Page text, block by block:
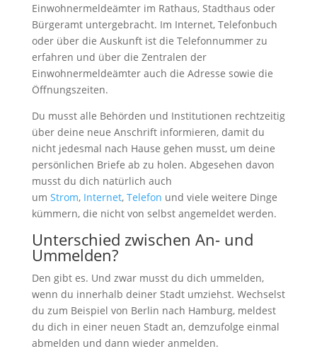
Einwohnermeldeämter im Rathaus, Stadthaus oder
Bürgeramt untergebracht. Im Internet, Telefonbuch
oder über die Auskunft ist die Telefonnummer zu
erfahren und über die Zentralen der
Einwohnermeldeämter auch die Adresse sowie die
Öffnungszeiten.
Du musst alle Behörden und Institutionen rechtzeitig
über deine neue Anschrift informieren, damit du
nicht jedesmal nach Hause gehen musst, um deine
persönlichen Briefe ab zu holen. Abgesehen davon
musst du dich natürlich auch
um Strom, Internet, Telefon und viele weitere Dinge
kümmern, die nicht von selbst angemeldet werden.
Unterschied zwischen An- und
Ummelden?
Den gibt es. Und zwar musst du dich ummelden,
wenn du innerhalb deiner Stadt umziehst. Wechselst
du zum Beispiel von Berlin nach Hamburg, meldest
du dich in einer neuen Stadt an, demzufolge einmal
abmelden und dann wieder anmelden.